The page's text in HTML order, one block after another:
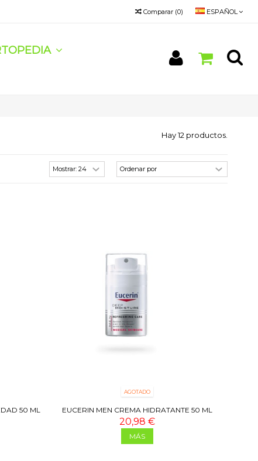
ESPAÑOL
Comparar (0)
Hay 12 productos.
50 ML
AGOTADO
EUCERIN MEN CREMA HIDRATANTE 50 ML
20,98 €
MÁS